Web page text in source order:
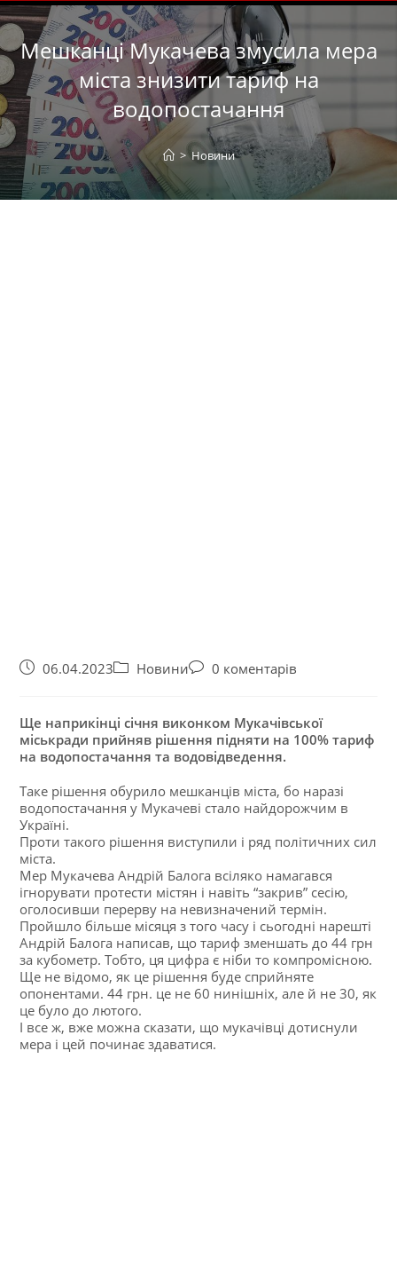
Мешканці Мукачева змусила мера
міста знизити тариф на
водопостачання
> Новини
06.04.2023 Новини 0 коментарів
Ще наприкінці січня виконком Мукачівської
міськради прийняв рішення підняти на 100% тариф
на водопостачання та водовідведення.
Таке рішення обурило мешканців міста, бо наразі
водопостачання у Мукачеві стало найдорожчим в
Україні.
Проти такого рішення виступили і ряд політичних сил
міста.
Мер Мукачева Андрій Балога всіляко намагався
ігнорувати протести містян і навіть “закрив” сесію,
оголосивши перерву на невизначений термін.
Пройшло більше місяця з того часу і сьогодні нарешті
Андрій Балога написав, що тариф зменшать до 44 грн
за кубометр. Тобто, ця цифра є ніби то компромісною.
Ще не відомо, як це рішення буде сприйняте
опонентами. 44 грн. це не 60 нинішніх, але й не 30, як
це було до лютого.
І все ж, вже можна сказати, що мукачівці дотиснули
мера і цей починає здаватися.